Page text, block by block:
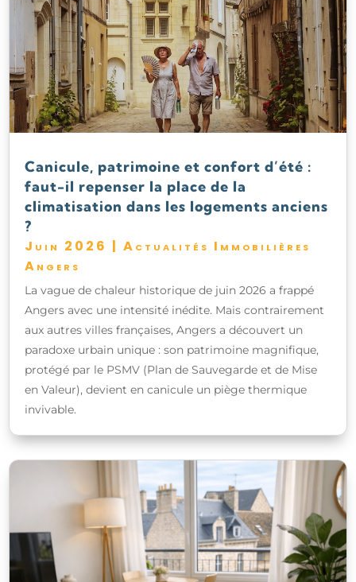
Canicule, patrimoine et confort d’été :
faut-il repenser la place de la
climatisation dans les logements anciens
?
Juin 2026 |Actualités Immobilières
Angers
La vague de chaleur historique de juin 2026 a frappé
Angers avec une intensité inédite. Mais contrairement
aux autres villes françaises, Angers a découvert un
paradoxe urbain unique : son patrimoine magnifique,
protégé par le PSMV (Plan de Sauvegarde et de Mise
en Valeur), devient en canicule un piège thermique
invivable.